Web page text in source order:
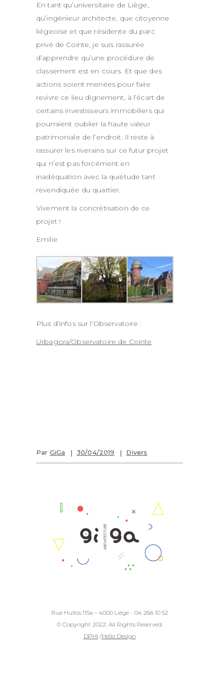
En tant qu’universitaire de Liège,
qu’ingénieur architecte, que citoyenne
liégeoise et que résidente du parc
privé de Cointe, je suis rassurée
d’apprendre qu’une procédure de
classement est en cours. Et que des
actions soient menées pour faire
revivre ce lieu dignement, à l’écart de
certains investisseurs immobiliers qui
pourraient oublier la haute valeur
patrimoniale de l’endroit. Il reste à
rassurer les riverains sur ce futur projet
qui n’est pas forcément en
inadéquation avec la quiétude tant
revendiquée du quartier.
Vivement la concrétisation de ce
projet !
Emilie
Plus d’infos sur l’Observatoire :
Urbagora/Observatoire de Cointe
Par GiGa 30/04/2019 Divers
Rue Hullos 115a – 4000 Liège - 04 266 10 52
© Copyright 2022. All Rights Reserved.
DPHI /Hello Design